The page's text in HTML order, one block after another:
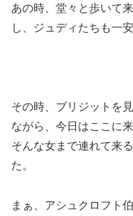
あの時、堂々と歩いて
し、ジュディたちも一
その時、ブリジットを
ながら、今日はここに
そんな女まで連れて来
た。
まぁ、アシュクロフト